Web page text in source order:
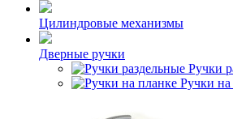
Цилиндровые механизмы
Дверные ручки
Ручки
Ручки на